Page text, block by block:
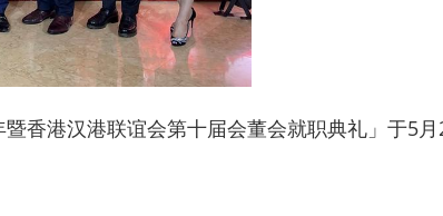
香港汉港联谊会第十届会董会就职典礼」于5